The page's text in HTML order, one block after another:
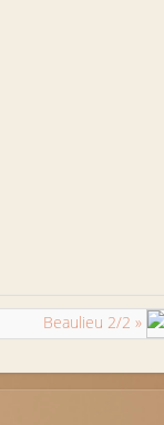
Beaulieu 2/2 »